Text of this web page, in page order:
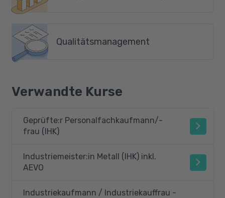
Qualitätsmanagement
Verwandte Kurse
Geprüfte:r Personalfachkaufmann/-
frau (IHK)
Industriemeister:in Metall (IHK) inkl.
AEVO
Industriekaufmann / Industriekauffrau -